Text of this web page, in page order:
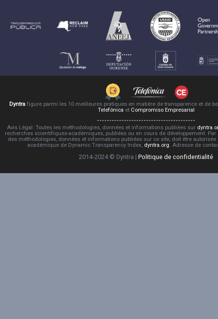
Dyntra figure parmi les 10 meilleures pratiques en matière de transparence et de
Telefónica et Compromiso Empresarial
Avis Légal: Toutes les méthodologies, données et informations publiées sur
recherches scientifiques-académiques, publiées ou en cours de développement.
des méthodologies, données et informations publiées sur ce site, doit être
académique de Dynamic Transparency Index, dyntra.org. Adresse de
2014-2024 © Dyntra | Politique de confidentialité